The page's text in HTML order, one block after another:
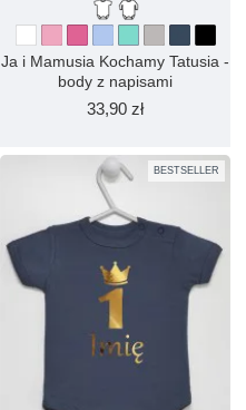
Ja i Mamusia Kochamy Tatusia -
body z napisami
33,90 zł
BESTSELLER